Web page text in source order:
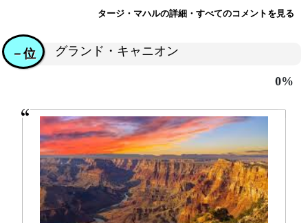
タージ・マハルの詳細・すべてのコメントを見る
グランド・キャニオン
－位
0%